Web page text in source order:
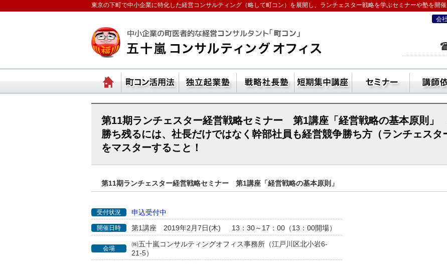
東京の下町で中小企業に特化した経営コンサルティング（略して町コン）を展開し、ランチェスター戦略を学ぶセミナーや塾を開催
ランチェスターの法則を学ぶなら五十嵐コンサルティングオフ
会
ホーム 町コン活用方法 独立起業塾 戦略社長塾東京・（ランチェスター経
短期集中講座 セ
第11期ランチェスター経営戦略セミナー 第1講座「経営戦略の基本原則」
勝ち残るには、社長だけではなく幹部社員も経営競争勝ち方（ランチェスタ
をマスターすること！
第11期ランチェスター経営戦略セミナー 第1講座「経営戦略の基本原則」
受付状況 申込受付中
開催日時 第1講座 2019年2月7日(木) 13：30～17：00（13：00開場）
会場
㈱五十嵐コンサルティングオフィス事務所（江戸川区北小岩6-
21-5）